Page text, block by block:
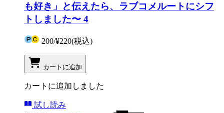
も好き」と伝えたら、ラブコメルートにシフ
トしました〜 4
200/¥220(税込)
カートに追加
カートに追加しました
試し読み